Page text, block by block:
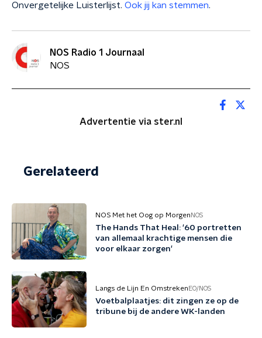
Onvergetelijke Luisterlijst. Ook jij kan stemmen.
NOS Radio 1 Journaal
NOS
Advertentie via ster.nl
Gerelateerd
NOS Met het Oog op Morgen NOS
The Hands That Heal: '60 portretten
van allemaal krachtige mensen die
voor elkaar zorgen'
Langs de Lijn En Omstreken EO/NOS
Voetbalplaatjes: dit zingen ze op de
tribune bij de andere WK-landen